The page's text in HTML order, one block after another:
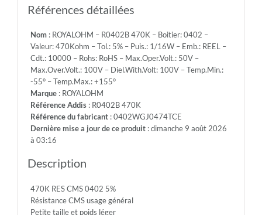
10000
Rohs:
RoHS
-
Max.Oper.Volt.:
50V
-
Max.Over.Volt.:
100V
Diel.With.Volt:
-
Temp.Max.:
Références détaillées
Nom: ROYALOHM – R0402B 470K – Boitier: 0402 –
Valeur: 470Kohm – Tol.: 5% – Puis.: 1/16W – Emb.: REEL –
Cdt.: 10000 – Rohs: RoHS – Max.Oper.Volt.: 50V –
Max.Over.Volt.: 100V – Diel.With.Volt: 100V – Temp.Min.:
-55° – Temp.Max.: +155°
Marque: ROYALOHM
Référence Addis: R0402B 470K
Référence du fabricant: 0402WGJ0474TCE
Dernière mise a jour de ce produit: dimanche 9 août 2026
à 03:16
Description
470K RES CMS 0402 5%
Résistance CMS usage général
Petite taille et poids léger